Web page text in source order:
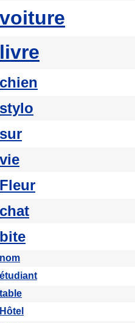
voiture
livre
chien
stylo
sur
vie
Fleur
chat
bite
nom
étudiant
table
Hôtel